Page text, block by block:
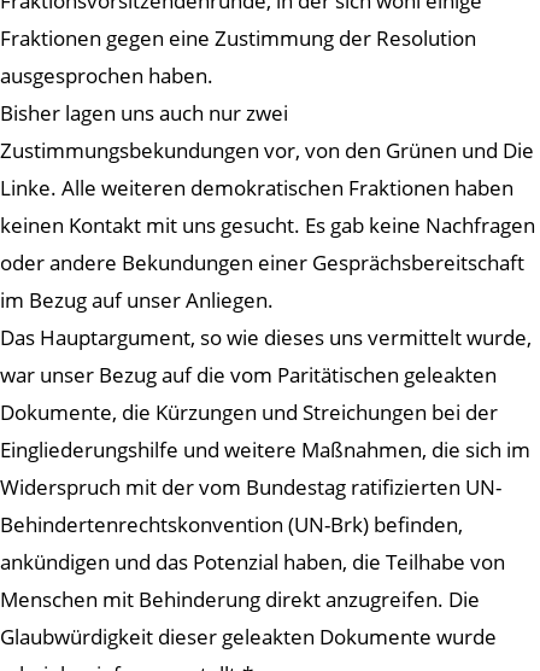
Fraktionen gegen eine Zustimmung der Resolution
ausgesprochen haben.
Bisher lagen uns auch nur zwei
Zustimmungsbekundungen vor, von den Grünen und Die
Linke. Alle weiteren demokratischen Fraktionen haben
keinen Kontakt mit uns gesucht. Es gab keine Nachfragen
oder andere Bekundungen einer Gesprächsbereitschaft
im Bezug auf unser Anliegen.
Das Hauptargument, so wie dieses uns vermittelt wurde,
war unser Bezug auf die vom Paritätischen geleakten
Dokumente, die Kürzungen und Streichungen bei der
Eingliederungshilfe und weitere Maßnahmen, die sich im
Widerspruch mit der vom Bundestag ratifizierten UN-
Behindertenrechtskonvention (UN-Brk) befinden,
ankündigen und das Potenzial haben, die Teilhabe von
Menschen mit Behinderung direkt anzugreifen. Die
Glaubwürdigkeit dieser geleakten Dokumente wurde